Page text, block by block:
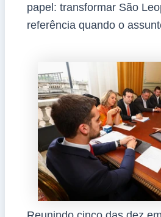
papel: transformar São
referência quando o